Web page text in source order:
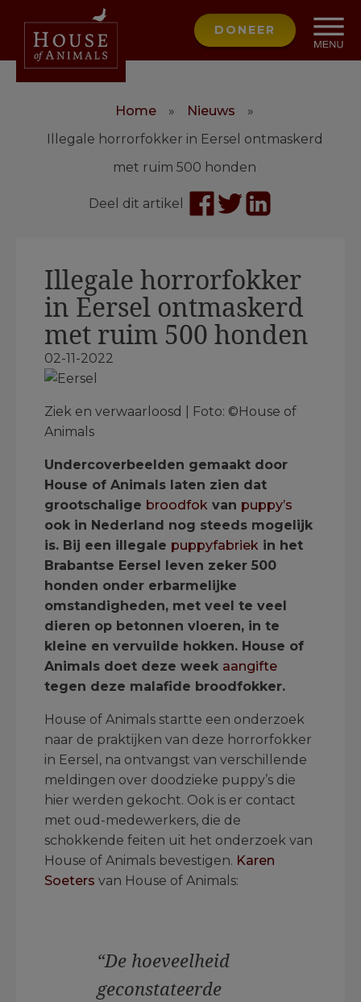
DONEER
Home » Nieuws
»
Illegale horrorfokker in Eersel ontmaskerd
met ruim 500 honden
Deel dit artikel
Illegale horrorfokker
in Eersel ontmaskerd
met ruim 500 honden
02-11-2022
Ziek en verwaarloosd | Foto: ©House of
Animals
Undercoverbeelden gemaakt door
House of Animals laten zien dat
grootschalige broodfok van puppy’s
ook in Nederland nog steeds mogelijk
is. Bij een illegale puppyfabriek in het
Brabantse Eersel leven zeker 500
honden onder erbarmelijke
omstandigheden, met veel te veel
dieren op betonnen vloeren, in te
kleine en vervuilde hokken. House of
Animals doet deze week aangifte
tegen deze malafide broodfokker.
House of Animals startte een onderzoek
naar de praktijken van deze horrorfokker
in Eersel, na ontvangst van verschillende
meldingen over doodzieke puppy’s die
hier werden gekocht. Ook is er contact
met oud-medewerkers, die de
schokkende feiten uit het onderzoek van
House of Animals bevestigen. Karen
Soeters van House of Animals:
“De hoeveelheid
geconstateerde